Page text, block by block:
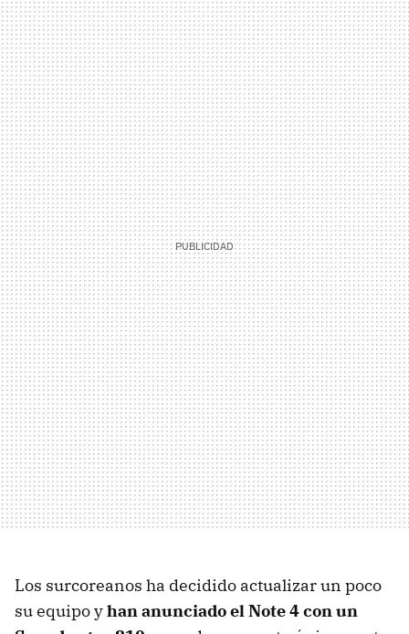
Los surcoreanos ha decidido actualizar un poco
su equipo yhan anunciado el Note 4 con un